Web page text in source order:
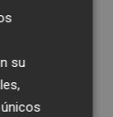
Y suele
su